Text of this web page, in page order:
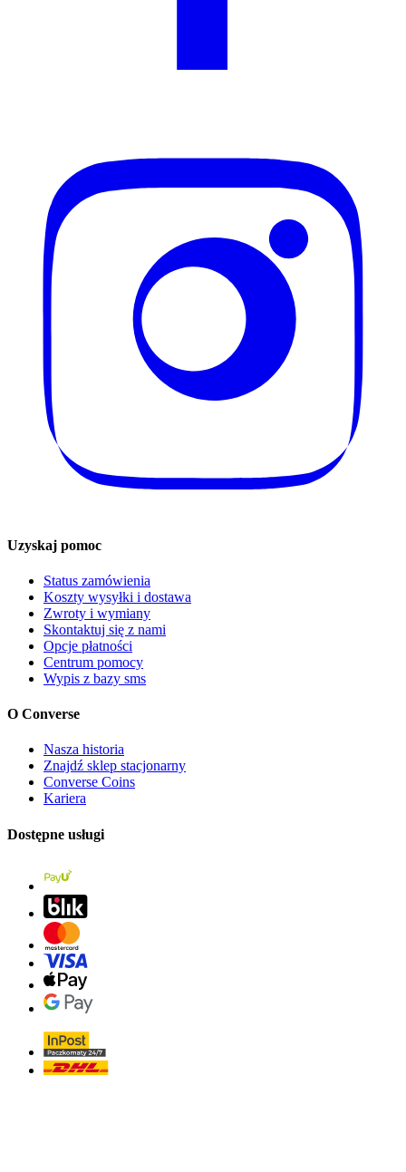
Uzyskaj pomoc
Status zamówienia
Koszty wysyłki i dostawa
Zwroty i wymiany
Skontaktuj się z nami
Opcje płatności
Centrum pomocy
Wypis z bazy sms
O Converse
Nasza historia
Znajdź sklep stacjonarny
Converse Coins
Kariera
Dostępne usługi